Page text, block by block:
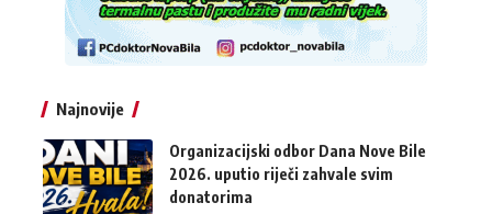
Najnovije
Organizacijski odbor Dana Nove Bile
2026. uputio riječi zahvale svim
donatorima